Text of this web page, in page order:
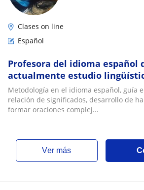
Clases on line
Español
Profesora del idioma español
actualmente estudio
bases de guía en el
idioma
Metodología en el idioma español, guía
relación de significados, desarrollo de
formar oraciones complej...
ver más